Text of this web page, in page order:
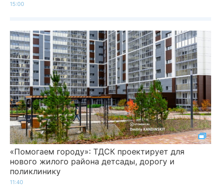
15:00
«Помогаем городу»: ТДСК проектирует для
нового жилого района детсады, дорогу и
поликлинику
11:40